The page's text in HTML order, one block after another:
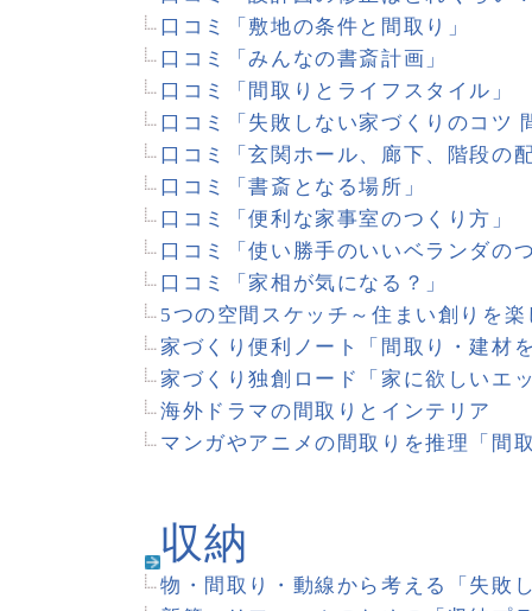
家づくり便利ノート「間取り・建材を考えるときに」
家づくり独創ロード「家に欲しいエッセンス」
海外ドラマの間取りとインテリア
マンガやアニメの間取りを推理「間取り探偵」
収納
物・間取り・動線から考える「失敗しない収納プラン」
新築・リフォームのための「収納プランニング」
シューズクロークでスッキリキレイな玄関をつくる
キッチンが変わるパントリー
快適な収納設計～ペットとの暮らしを考える
散らからないリビング・ダイニング
持ちモノをすべてしまうためのキッチンの収納
口コミ「衣類が片付く収納とは？」
口コミ「玄関収納どうしてる？」
口コミ「わが家の専用収納庫」
口コミ「失敗しない家づくりのコツ 収納編」
観光客を魅了する南ドイツの家
バリ島「ヴィラ」ハウスをつくる
自然素材で描く日本の「美」
美しく温かいブリティッシュの伝統